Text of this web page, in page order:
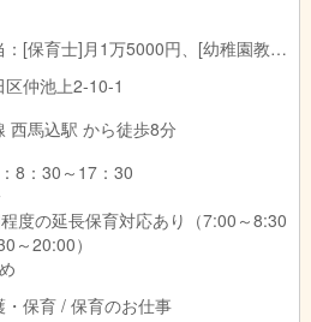
：[保育士]月1万5000円、[幼稚園教
当：月10,000円
：月1万円 ※試験有
37,000円（会社規定あり）
会社規定あり）
当 など
変更の範囲】：当社業務全般
仲池上2-10-1
西馬込駅 から徒歩8分
8：30～17：30
度の延長保育対応あり（7:00～8:30
～20:00）
・保育 / 保育のお仕事